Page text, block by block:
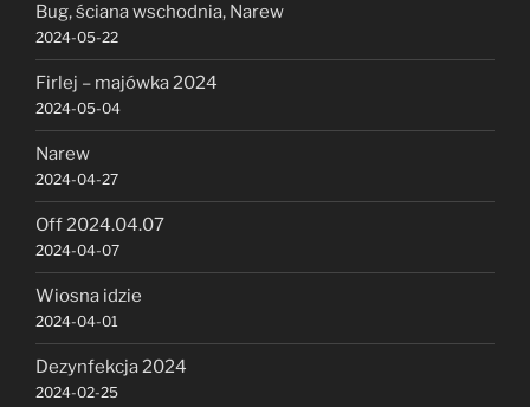
Bug, ściana wschodnia, Narew
2024-05-22
Firlej – majówka 2024
2024-05-04
Narew
2024-04-27
Off 2024.04.07
2024-04-07
Wiosna idzie
2024-04-01
Dezynfekcja 2024
2024-02-25